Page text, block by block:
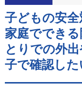
子どもの安
家庭ででき
とりでの外
子で確認し